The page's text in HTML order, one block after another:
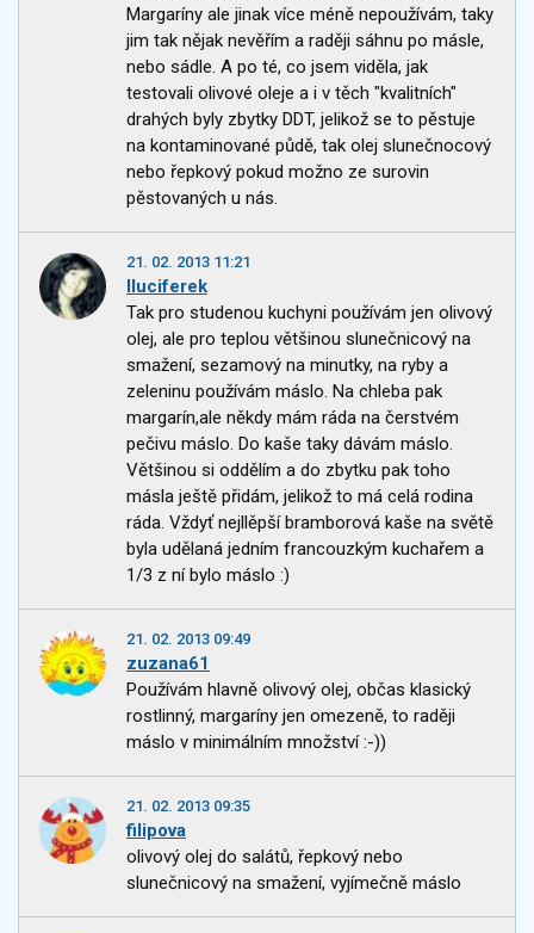
Margaríny ale jinak více méně nepoužívám, taky
jim tak nějak nevěřím a raději sáhnu po másle,
nebo sádle. A po té, co jsem viděla, jak
testovali olivové oleje a i v těch "kvalitních"
drahých byly zbytky DDT, jelikož se to pěstuje
na kontaminované půdě, tak olej slunečnocový
nebo řepkový pokud možno ze surovin
pěstovaných u nás.
21. 02. 2013 11:21
lluciferek
Tak pro studenou kuchyni používám jen olivový
olej, ale pro teplou většinou slunečnicový na
smažení, sezamový na minutky, na ryby a
zeleninu používám máslo. Na chleba pak
margarín,ale někdy mám ráda na čerstvém
pečivu máslo. Do kaše taky dávám máslo.
Většinou si oddělím a do zbytku pak toho
másla ještě přidám, jelikož to má celá rodina
ráda. Vždyť nejllěpší bramborová kaše na světě
byla udělaná jedním francouzkým kuchařem a
1/3 z ní bylo máslo :)
21. 02. 2013 09:49
zuzana61
Používám hlavně olivový olej, občas klasický
rostlinný, margaríny jen omezeně, to raději
máslo v minimálním množství :-))
21. 02. 2013 09:35
filipova
olivový olej do salátů, řepkový nebo
slunečnicový na smažení, vyjímečně máslo